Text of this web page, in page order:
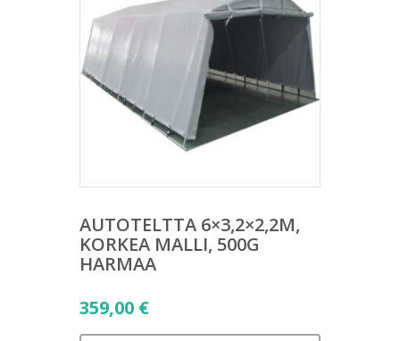
AUTOTELTTA 6×3,2×2,2M,
KORKEA MALLI, 500G
HARMAA
359,00 €